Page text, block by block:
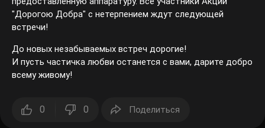
"Дорогою Добра" с нетерпением ждут следующей
встречи!
До новых незабываемых встреч дорогие!
И пусть частичка любви останется с вами, дарите добро
всему живому!
0 0 Поделиться